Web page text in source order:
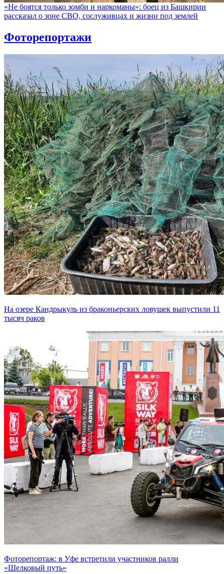
«Не боятся только зомби и наркоманы»: боец из Башкирии
рассказал о зоне СВО, сослуживцах и жизни под землей
Фоторепортажи
На озере Кандрыкуль из браконьерских ловушек выпустили 11
тысяч раков
Фоторепортаж: в Уфе встретили участников ралли
«Шелковый путь»